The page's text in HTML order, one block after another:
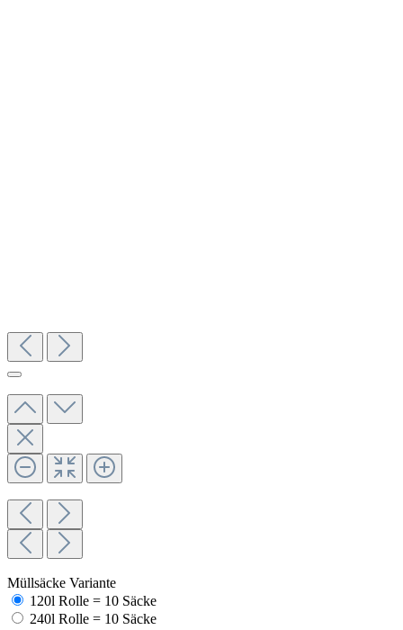
Müllsäcke Variante
120l Rolle = 10 Säcke
240l Rolle = 10 Säcke